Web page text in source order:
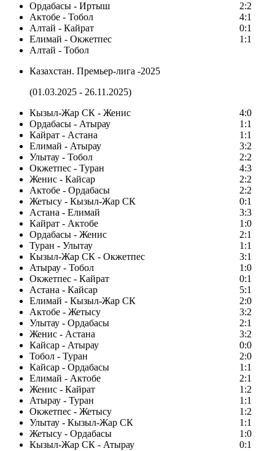
Ордабасы - Иртыш
2:2
Актобе - Тобол
4:1
Алтай - Кайрат
0:1
Елимай - Окжетпес
1:1
Алтай - Тобол
Казахстан. Премьер-лига -2025
(01.03.2025 - 26.11.2025)
Кызыл-Жар СК - Женис
4:0
Ордабасы - Атырау
1:1
Кайрат - Астана
1:1
Елимай - Атырау
3:2
Улытау - Тобол
2:2
Окжетпес - Туран
4:3
Женис - Кайсар
2:2
Актобе - Ордабасы
2:2
Жетысу - Кызыл-Жар СК
0:1
Астана - Елимай
3:3
Кайрат - Актобе
1:0
Ордабасы - Женис
2:1
Туран - Улытау
1:1
Кызыл-Жар СК - Окжетпес
3:1
Атырау - Тобол
1:0
Окжетпес - Кайрат
0:1
Астана - Кайсар
5:1
Елимай - Кызыл-Жар СК
2:0
Актобе - Жетысу
3:2
Улытау - Ордабасы
2:1
Женис - Астана
3:2
Кайсар - Атырау
0:0
Тобол - Туран
2:0
Кайсар - Ордабасы
1:1
Елимай - Актобе
2:1
Женис - Кайрат
1:2
Атырау - Туран
1:1
Окжетпес - Жетысу
1:2
Улытау - Кызыл-Жар СК
1:1
Жетысу - Ордабасы
1:0
Кызыл-Жар СК - Атырау
0:1